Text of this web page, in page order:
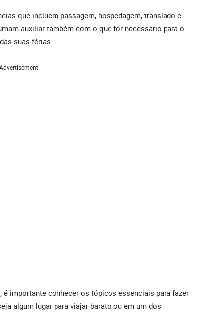
que incluem passagem, hospedagem, translado e
auxiliar também com o que for necessário para o
suas férias.
Advertisement
importante conhecer os tópicos essenciais para fazer
algum lugar para viajar barato ou em um dos